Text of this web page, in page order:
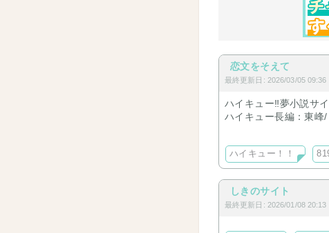
恋文をそえて
最終更新日: 2026/03/05 09:36
ハイキュー‼夢小説サ
ハイキュー長編：東峰/
その他ハイキューシ
ちょっとずつ作品、
ハイキュー！！
しきのサイト
最終更新日: 2026/01/08 20:13